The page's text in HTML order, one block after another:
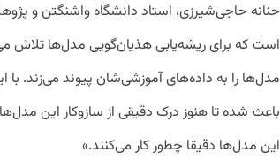
است که برای ریشه‌یابی هذیان‌گویی مدل‌ها تلاش
مدل‌ها را به داده‌های آموزشی‌شان پیوند می‌زند. با
باعث شده تا هنوز درک دقیقی از سازوکار این
این مدل‌ها دقیقا چطور کار می‌کنند.»